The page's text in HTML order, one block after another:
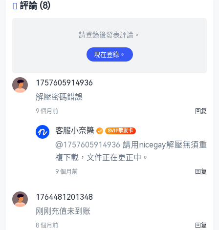
評論 (8)
請登錄後發表評論。
現在登錄。
1757605914936
解壓密碼錯誤
9 個月前 回复
客服小奈醬 SVIP摯友卡
@1757605914936 請用nicegay解壓無須重
複下載，文件正在更正中。
9 個月前 回复
1764481201348
刚刚充值未到账
8 個月前 回复